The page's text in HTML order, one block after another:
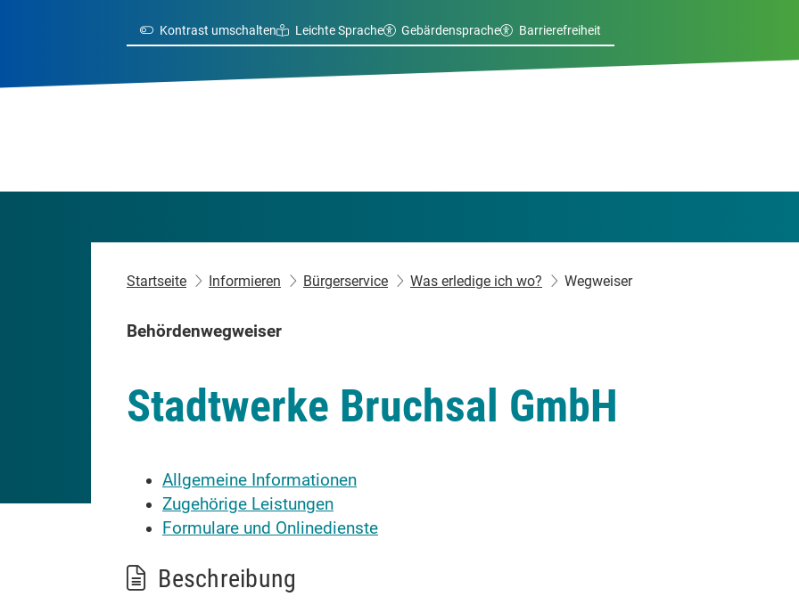
Kontrast umschalten Leichte Sprache Gebärdensprache Barrierefreiheit
Startseite Informieren Bürgerservice Was erledige ich wo? Wegweiser
Behördenwegweiser
Stadtwerke Bruchsal GmbH
Allgemeine Informationen
Zugehörige Leistungen
Formulare und Onlinedienste
Beschreibung